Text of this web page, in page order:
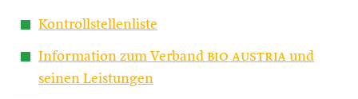
Kontrollstellenliste
Information zum Verband bio austria und
seinen Leistungen